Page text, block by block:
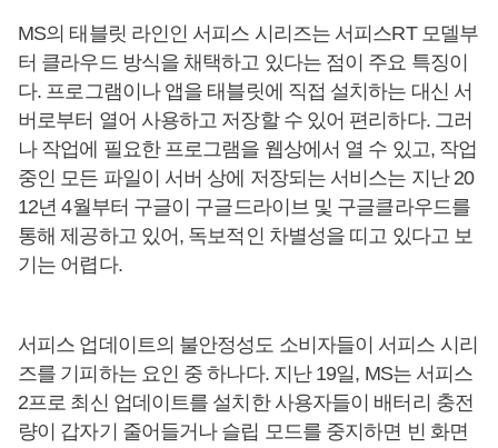
MS의 태블릿 라인인 서피스 시리즈는 서피스RT 모델부
터 클라우드 방식을 채택하고 있다는 점이 주요 특징이
다. 프로그램이나 앱을 태블릿에 직접 설치하는 대신 서
버로부터 열어 사용하고 저장할 수 있어 편리하다. 그러
나 작업에 필요한 프로그램을 웹상에서 열 수 있고, 작업
중인 모든 파일이 서버 상에 저장되는 서비스는 지난 20
12년 4월부터 구글이 구글드라이브 및 구글클라우드를
통해 제공하고 있어, 독보적인 차별성을 띠고 있다고 보
기는 어렵다.
서피스 업데이트의 불안정성도 소비자들이 서피스 시리
즈를 기피하는 요인 중 하나다. 지난 19일, MS는 서피스
2프로 최신 업데이트를 설치한 사용자들이 배터리 충전
량이 갑자기 줄어들거나 슬립 모드를 중지하면 빈 화면